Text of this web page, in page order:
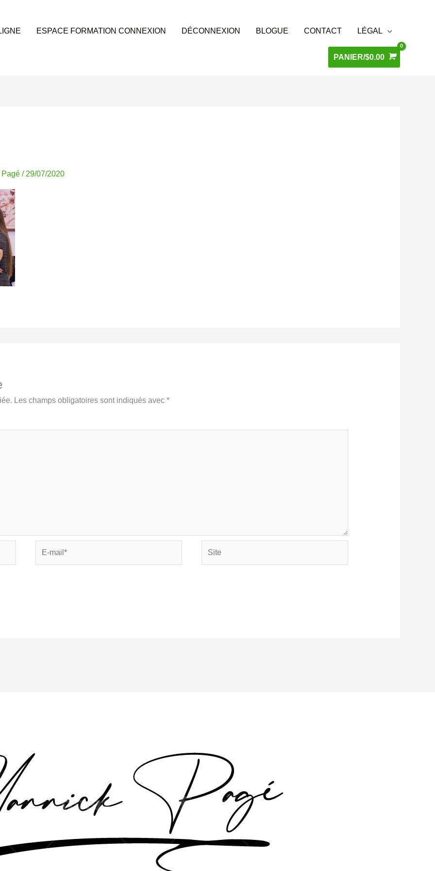
ESPACE FORMATION CONNEXION DÉCONNEXION BLOGUE CONTACT LÉGAL
PANIER/$0.00
Pagé /29/07/2020
Les champs obligatoires sont indiqués avec *
mail*